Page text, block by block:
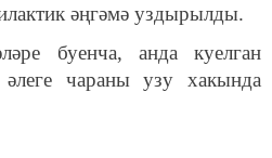
әңгәмә уздырылды.
буенча, анда куелган
чараны узу хакында